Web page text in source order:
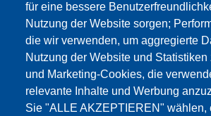
für eine bessere
Nutzung der Website sorgen;
die wir verwenden, um aggregierte
Nutzung der Website und Statistiken
und Marketing-Cookies, die
relevante Inhalte und Werbung
Sie "ALLE AKZEPTIEREN" wählen,
Impressum
Web-
Seite :Cookies
Privacy
FLC - Gewerkschaft
Bildung Südtirol